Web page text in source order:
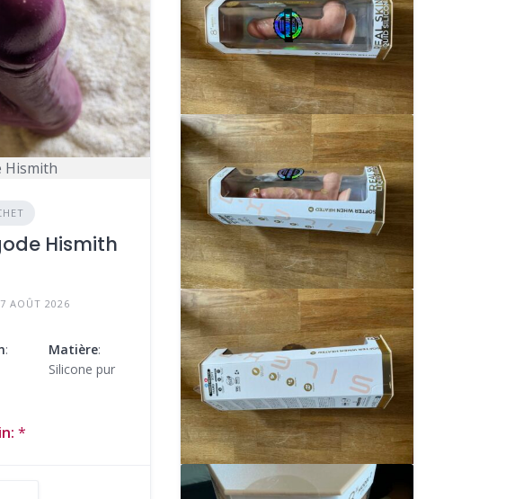
Hismith
AOÛT 2026
:
Matière:
Silicone pur
*